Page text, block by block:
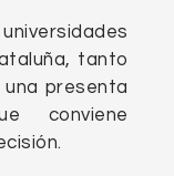
tanto
presenta
conviene